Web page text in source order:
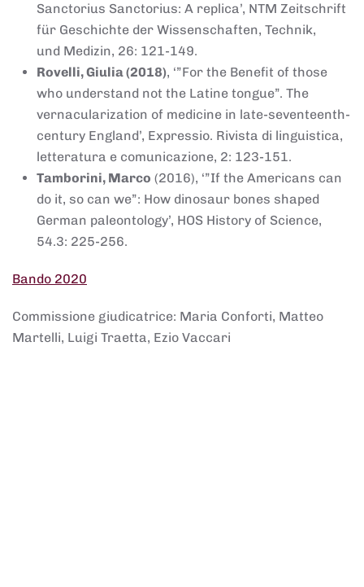
Sanctorius Sanctorius: A replica’, NTM Zeitschrift
für Geschichte der Wissenschaften, Technik,
und Medizin, 26: 121-149.
Rovelli, Giulia (2018), ‘”For the Benefit of those
who understand not the Latine tongue”. The
vernacularization of medicine in late-seventeenth-
century England’, Expressio. Rivista di linguistica,
letteratura e comunicazione, 2: 123-151.
Tamborini, Marco (2016), ‘”If the Americans can
do it, so can we”: How dinosaur bones shaped
German paleontology’, HOS History of Science,
54.3: 225-256.
Bando 2020
Commissione giudicatrice: Maria Conforti, Matteo
Martelli, Luigi Traetta, Ezio Vaccari